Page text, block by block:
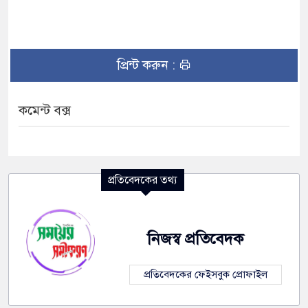
প্রিন্ট করুন :
কমেন্ট বক্স
প্রতিবেদকের তথ্য
নিজস্ব প্রতিবেদক
প্রতিবেদকের ফেইসবুক প্রোফাইল